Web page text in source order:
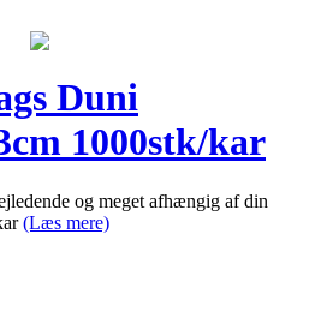
Duni
1000stk/kar
og meget afhængig af din
(Læs mere)